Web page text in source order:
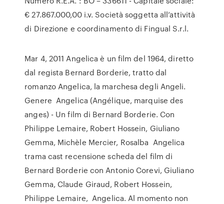
€ 27.867.000,00 i.v. Società soggetta all’attività
di Direzione e coordinamento di Fingual S.r.l.
Mar 4, 2011 Angelica è un film del 1964, diretto
dal regista Bernard Borderie, tratto dal
romanzo Angelica, la marchesa degli Angeli.
Genere Angelica (Angélique, marquise des
anges) - Un film di Bernard Borderie. Con
Philippe Lemaire, Robert Hossein, Giuliano
Gemma, Michèle Mercier, Rosalba Angelica
trama cast recensione scheda del film di
Bernard Borderie con Antonio Corevi, Giuliano
Gemma, Claude Giraud, Robert Hossein,
Philippe Lemaire, Angelica. Al momento non